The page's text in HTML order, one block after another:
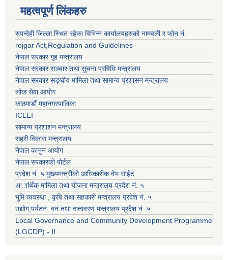
महत्वपूर्ण लिंकहरु
रुपन्देही जिल्ला स्थित रहेका विभिन्न कार्यालयहरुको नामवली र फाेन न‌ं.
rojgar Act,Regulation and Guidelines
नेपाल सरकार गृह मन्त्रालय
नेपाल सरकार सञ्चार तथा सुचना प्रविधि मन्त्रालय
नेपाल सरकार सङ्घीय मामिला तथा सामान्य प्रशासन मन्त्रालय
लोक सेवा आयोग
काठमाडौं महानगरपालिका
ICLEI
सामान्य प्रशाशन मन्त्रालय
सहरी विकास मन्त्रालय
नेपाल कानुन आयोग
नेपाल सरकारको पोर्टल
प्रदेश नं. ५ मुख्यमन्त्रीको आधिकारीक वेभ साईट
अार्थिक मामिला तथा योजना मन्त्रालय-प्रदेश नं. ५
भुमि व्यवस्था , कृषि तथा सहकारी मन्त्रालय प्रदेश नं. ५
उद्याेग,पर्यटन, वन तथा वातावरण मन्त्रालय प्रदेश नं. ५
Local Governance and Community Development Programme
(LGCDP) - II